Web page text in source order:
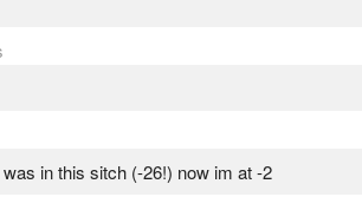
in this sitch (-26!) now im at -2